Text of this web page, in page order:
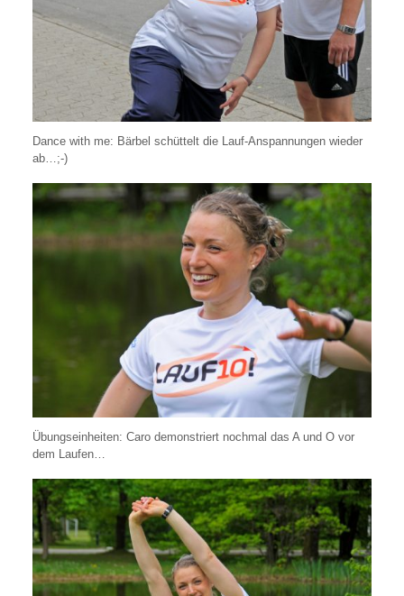
Dance with me: Bärbel schüttelt die Lauf-Anspannungen wieder
ab…;-)
Übungseinheiten: Caro demonstriert nochmal das A und O vor
dem Laufen…